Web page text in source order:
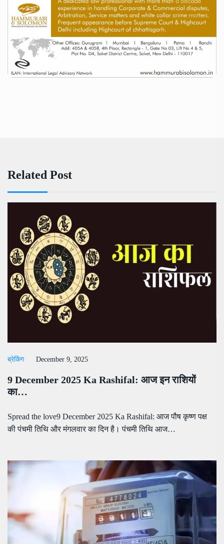
Related Post
ब्रेकिंग December 9, 2025
9 December 2025 Ka Rashifal: आज इन राशियों
का…
Spread the love9 December 2025 Ka Rashifal: आज पौष कृष्ण पक्ष
की पंचमी तिथि और मंगलवार का दिन है। पंचमी तिथि आज…